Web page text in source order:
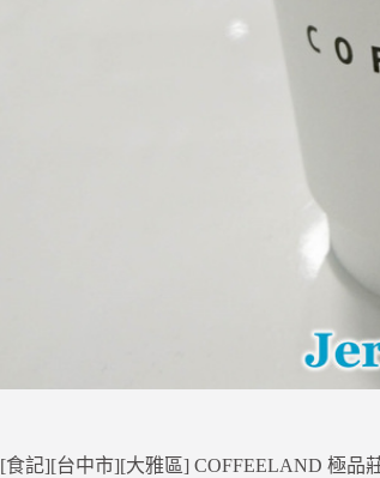
[食記][台中市][大雅區] COFFEELAND 極品